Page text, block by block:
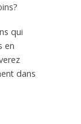
qui
en
dans